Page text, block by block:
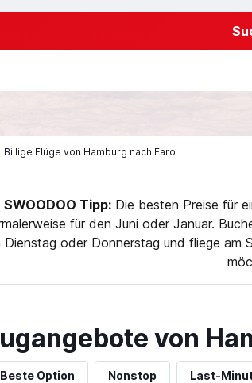
Billige Flüge von Hamburg nach Faro
SWOODOO Tipp:Die besten Preise für
für den Juni oder Januar.
Dienstag oder Donnerstag und fliege am
von
Beste Option Nonstop Last-